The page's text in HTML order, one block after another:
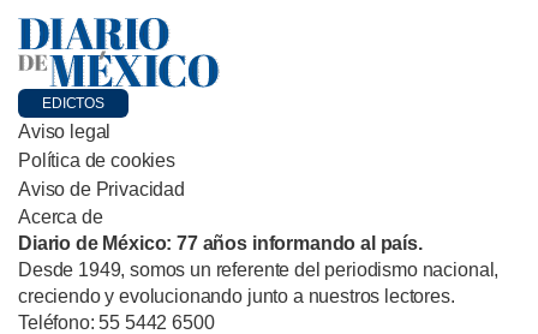
EDICTOS
Aviso legal
Política de cookies
Aviso de Privacidad
Acerca de
Diario de México: 77 años informando al país.
Desde 1949, somos un referente del periodismo nacional,
creciendo y evolucionando junto a nuestros lectores.
Teléfono: 55 5442 6500